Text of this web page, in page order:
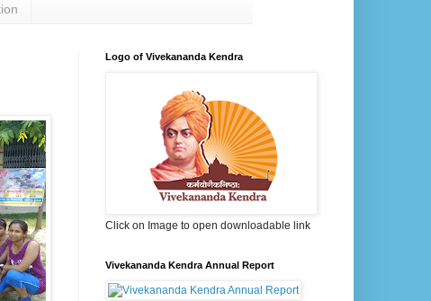
Logo of Vivekananda Kendra
Click on Image to open downloadable link
Vivekananda Kendra Annual Report